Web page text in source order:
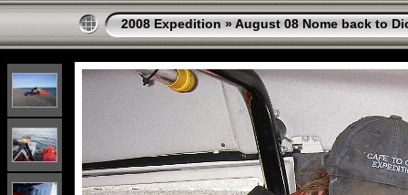
2008 Expedition »August 08 Nome back to